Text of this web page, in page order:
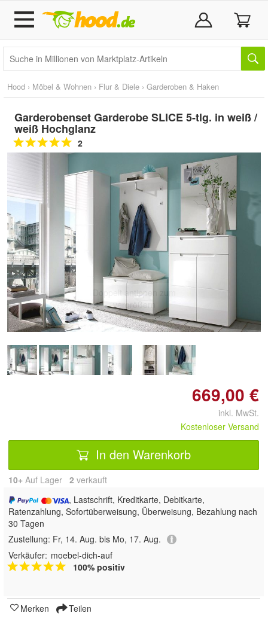
Hood › Möbel & Wohnen › Flur & Diele › Garderoben & Haken
Garderobenset Garderobe SLICE 5-tlg. in weiß /
weiß Hochglanz
2
Doppelt antippen zum
vergrößern
669,00 €
inkl. MwSt.
Kostenloser Versand
In den Warenkorb
10+ Auf Lager 2 verkauft
, Lastschrift, Kreditkarte, Debitkarte,
Ratenzahlung, Sofortüberweisung, Überweisung, Bezahlung nach
30 Tagen
Zustellung: Fr, 14. Aug. bis Mo, 17. Aug.
Verkäufer: moebel-dich-auf
100% positiv
Merken Teilen